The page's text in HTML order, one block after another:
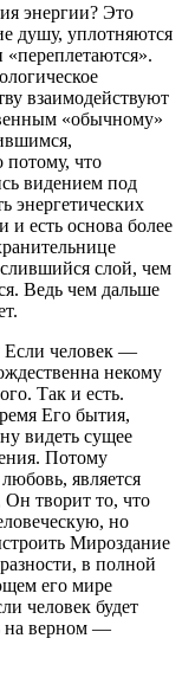
энергии? Это
душу, уплотняются
взаимодействуют
«обычному»
что
видением под
энергетических
и есть основа более
слой, чем
Ведь чем дальше
Если человек —
некому
Так и есть.
Его бытия,
видеть сущее
Потому
является
творит то, что
но
Мироздание
в полной
его мире
человек будет
на верном —